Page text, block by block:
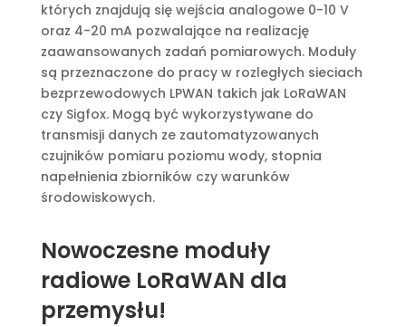
których znajdują się wejścia analogowe 0-10 V
oraz 4-20 mA pozwalające na realizację
zaawansowanych zadań pomiarowych. Moduły
są przeznaczone do pracy w rozległych sieciach
bezprzewodowych LPWAN takich jak LoRaWAN
czy Sigfox. Mogą być wykorzystywane do
transmisji danych ze zautomatyzowanych
czujników pomiaru poziomu wody, stopnia
napełnienia zbiorników czy warunków
środowiskowych.
Nowoczesne moduły
radiowe LoRaWAN dla
przemysłu!